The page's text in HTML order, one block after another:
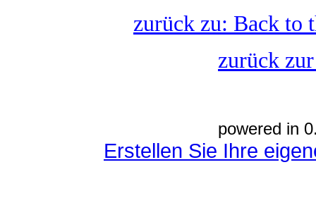
zurück zu: Back to
zurück
powered in
Erstellen Sie Ihre